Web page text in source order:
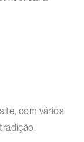
com vários